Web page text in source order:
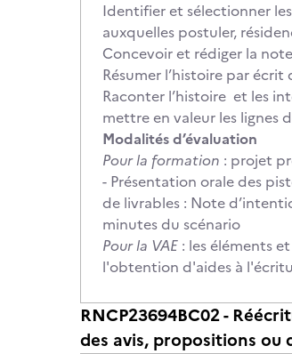
Identifier et sélectionner
auxquelles postuler,
Concevoir et rédiger la
Résumer l’histoire par
Raconter l’histoire et les
mettre en valeur les lignes
Modalités d’évaluation
Pour la formation : projet
- Présentation orale des
de livrables : Note
minutes du scénario
Pour la VAE : les éléments
l'obtention d'aides à
RNCP23694BC02 -
des avis, propositions